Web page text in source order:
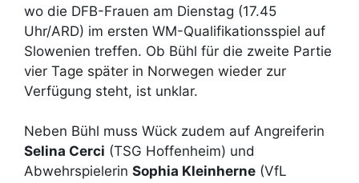
wo die DFB-Frauen am Dienstag (17.45
Uhr/ARD) im ersten WM-Qualifikationsspiel auf
Slowenien treffen. Ob Bühl für die zweite Partie
vier Tage später in Norwegen wieder zur
Verfügung steht, ist unklar.
Neben Bühl muss Wück zudem auf Angreiferin
Selina Cerci (TSG Hoffenheim) und
Abwehrspielerin Sophia Kleinherne (VfL